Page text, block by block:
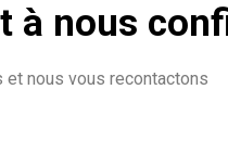
à nous
nous vous recontactons